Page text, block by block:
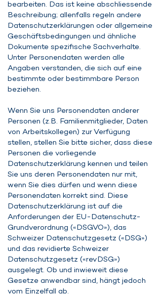
bearbeiten. Das ist keine abschliessende
Beschreibung; allenfalls regeln andere
Datenschutzerklärungen oder allgemeine
Geschäftsbedingungen und ähnliche
Dokumente spezifische Sachverhalte.
Unter Personendaten werden alle
Angaben verstanden, die sich auf eine
bestimmte oder bestimmbare Person
beziehen.
Wenn Sie uns Personendaten anderer
Personen (z.B. Familienmitglieder, Daten
von Arbeitskollegen) zur Verfügung
stellen, stellen Sie bitte sicher, dass diese
Personen die vorliegende
Datenschutzerklärung kennen und teilen
Sie uns deren Personendaten nur mit,
wenn Sie dies dürfen und wenn diese
Personendaten korrekt sind. Diese
Datenschutzerklärung ist auf die
Anforderungen der EU-Datenschutz-
Grundverordnung («DSGVO»), das
Schweizer Datenschutzgesetz («DSG»)
und das revidierte Schweizer
Datenschutzgesetz («revDSG»)
ausgelegt. Ob und inwieweit diese
Gesetze anwendbar sind, hängt jedoch
vom Einzelfall ab.